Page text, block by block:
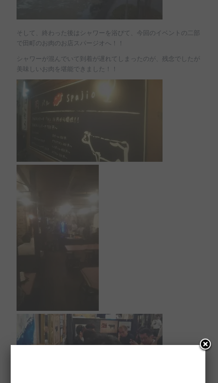
そして、終わった後はシャワーを浴びて、今回のイベントの二部
で田町のお肉のお店スパージオへ！！
シャワーが混んでいて到着が遅れてしまったのが、残念でしたが
美味しいお肉を堪能できました！！